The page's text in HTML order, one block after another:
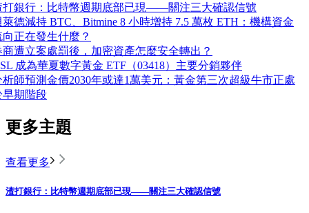
打銀行：比特幣週期底部已現——關注三大確認信號
萊德減持 BTC、Bitmine 8 小時增持 7.5 萬枚 ETH：機構資金
向正在發生什麼？
商遭立案處罰後，加密資產怎麼安全轉出？
成為華夏數字黃金 ETF（03418）主要分銷夥伴
析師預測金價2030年或達1萬美元：黃金第三次超級牛市正處
早期階段
更多主題
查看更多
渣打銀行：比特幣週期底部已現——關注三大確認信號